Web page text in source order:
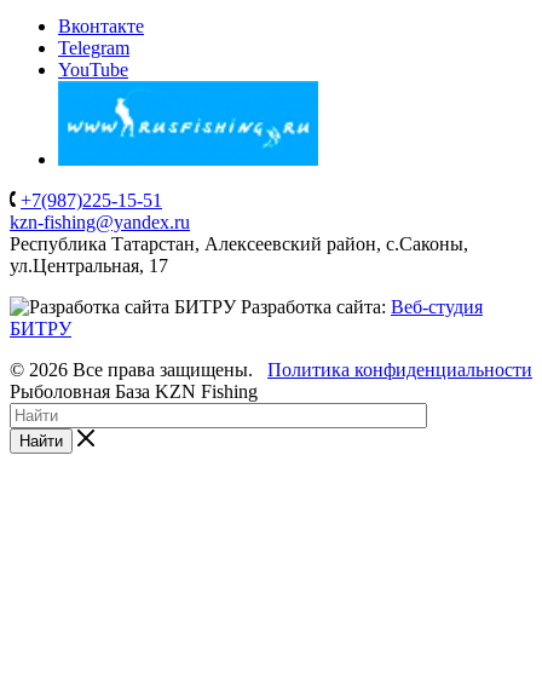
Вконтакте
Telegram
YouTube
+7(987)225-15-51
kzn-fishing@yandex.ru
Республика Татарстан, Алексеевский район, с.Саконы,
ул.Центральная, 17
Разработка сайта: Веб-студия
БИТРУ
Политика конфиденциальности
© 2026 Все права защищены.
Рыболовная База KZN Fishing
Найти